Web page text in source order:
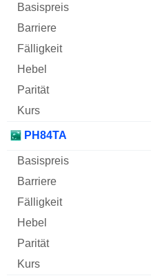
PH84TA